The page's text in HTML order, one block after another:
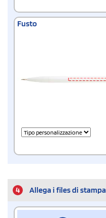
Fusto
4 Allega i files di stampa